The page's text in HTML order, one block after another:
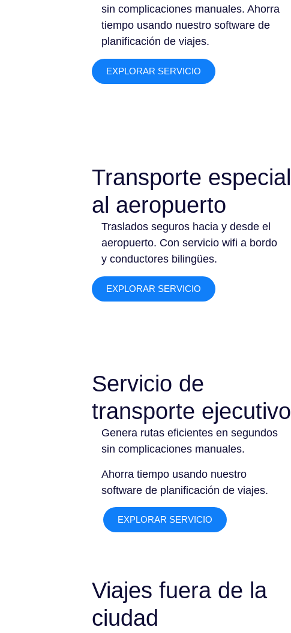
sin complicaciones manuales. Ahorra
tiempo usando nuestro software de
planificación de viajes.
EXPLORAR SERVICIO
Transporte especial
al aeropuerto
Traslados seguros hacia y desde el
aeropuerto. Con servicio wifi a bordo
y conductores bilingües.
EXPLORAR SERVICIO
Servicio de
transporte ejecutivo
Genera rutas eficientes en segundos
sin complicaciones manuales.
Ahorra tiempo usando nuestro
software de planificación de viajes.
EXPLORAR SERVICIO
Viajes fuera de la
ciudad